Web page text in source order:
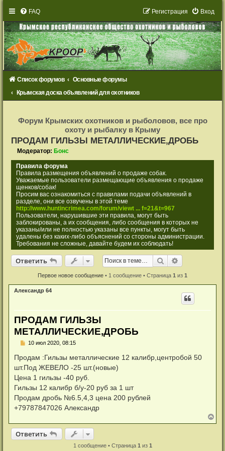
FAQ Вход
Регистрация
Список форумов
Основные форумы
Крымская доска объявлений для охотников
с
т
ц
и
Форум Крымских охотников и рыболовов, все про
охоту и рыбалку в Крыму
ПРОДАМ ГИЛЬЗЫ МЕТАЛЛИЧЕСКИЕ,ДРОБЬ
Модератор: Бонс
Правила форума
Правила размещения объявлений о продаже собак.
Уважаемые пользователи размещающие объявления о продаже
щенков/собак!
Просим вас ознакомиться с правилами подачи объявлений в
разделе, они все озвучены в этой теме
http://www.huntincrimea.com/forum/viewt ... f=21&t=967
Пользователи, нарушившие эти правила, могут быть
заблокированы, а их сообщения, либо сообщения в которых не
указаны/или не полностью указаны все пункты, могут быть
удалены без каких-либо объяснений со стороны администрации.
Требования не сложные, давайте будем их соблюдать!
Ответить
Ответить Поиск
Первое новое сообщение • 1 сообщение • Страница 1 из 1
Александр 64
ПРОДАМ ГИЛЬЗЫ
МЕТАЛЛИЧЕСКИЕ,ДРОБЬ
Н
п
р
о
и
т
н
н
с
о
о
10 июл 2020, 08:15
Продам :Гильзы металлические 12 калибр,центробой 50
шт.Под ЖЕВЕЛО -25 шт.(новые)
Цена 1 гильзы -40 руб.
Гильзы 12 калибр б/у-20 руб за 1 шт
Продам дробь №6.5,4,3 цена 200 рублей
+79787847026 Александр
е
Ответить
Ответить
1 сообщение • Страница 1 из 1